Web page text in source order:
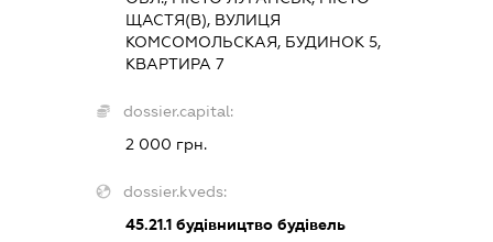
ЩАСТЯ(В), ВУЛИЦЯ
КОМСОМОЛЬСКАЯ, БУДИНОК 5,
КВАРТИРА 7
dossier.capital:
2 000 грн.
dossier.kveds:
45.21.1 будівництво будівель